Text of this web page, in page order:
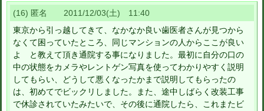
(16) 匿名 2011/12/03(土) 11:40
東京から引っ越してきて、なかなか良い歯医者さんが見つから
なくて困っていたところ、同じマンションの人からここが良い
よ と教えて頂き通院する事になりました。最初に自分の口の
中の状態をカメラやレントゲン写真を使ってわかりやすく説明
してもらい、どうして悪くなったかまで説明してもらったの
は、初めてでビックリしました。また、途中しばらく改装工事
で休診されていたみたいで、その後に通院したら、これまたビ